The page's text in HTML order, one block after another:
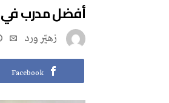
أفضل مدرب في
زهيّر‭ ‬ورد
Facebook